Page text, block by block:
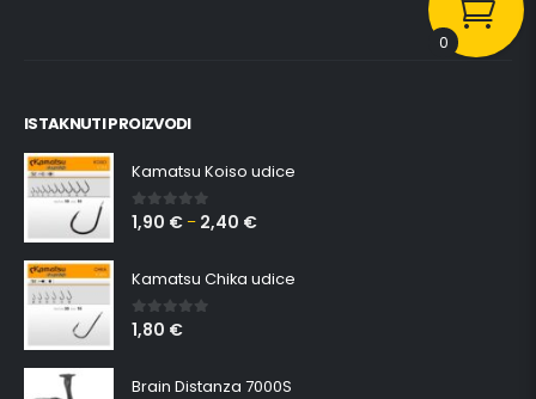
ISTAKNUTI PROIZVODI
Kamatsu Koiso udice
0 out of 5
1,90 € – 2,40 €
Kamatsu Chika udice
0 out of 5
1,80 €
Brain Distanza 7000S
0